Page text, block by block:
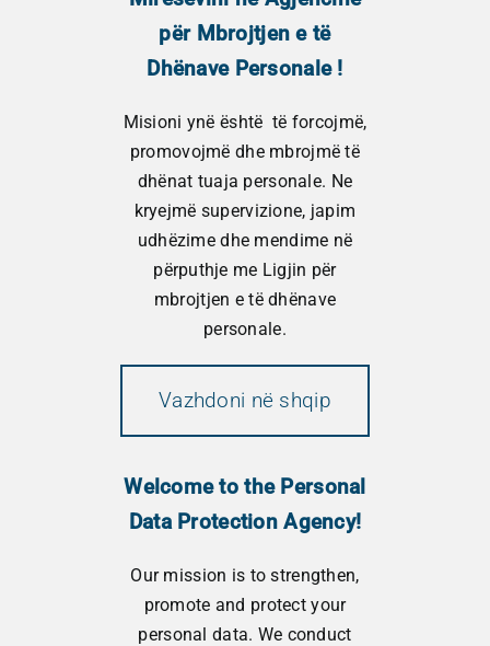
Qëndroni të azhurnuar me
lajmet e AMDHP-së
Gazetat tona elektronike ju sjellin zhvillimet
më të fundit në mbrojtjen e të dhënave
elektronike, ju lutemi regjistrohuni më
tuaj, ju lutemi na dërgoni e-mail në çdo kohë
ose na telefononin +389 2 3230 635. Për më
dhënat personale, shihni politikën tonë të
privatësisë.
për Mbrojtjen e të
Dhënave Personale !
Misioni ynë është të forcojmë,
promovojmë dhe mbrojmë të
dhënat tuaja personale. Ne
kryejmë supervizione, japim
udhëzime dhe mendime në
përputhje me Ligjin për
mbrojtjen e të dhënave
personale.
Vazhdoni në shqip
Welcome to the Personal
Data Protection Agency!
Our mission is to strengthen,
promote and protect your
personal data. We conduct